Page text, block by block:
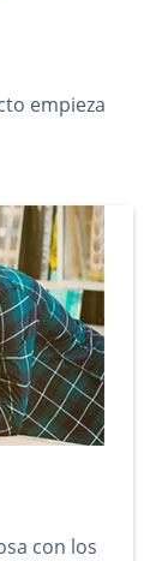
empieza
con los